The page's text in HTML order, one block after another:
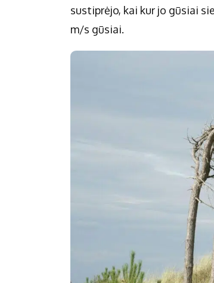
sustiprėjo, kai kur jo gūsiai
m/s gūsiai.